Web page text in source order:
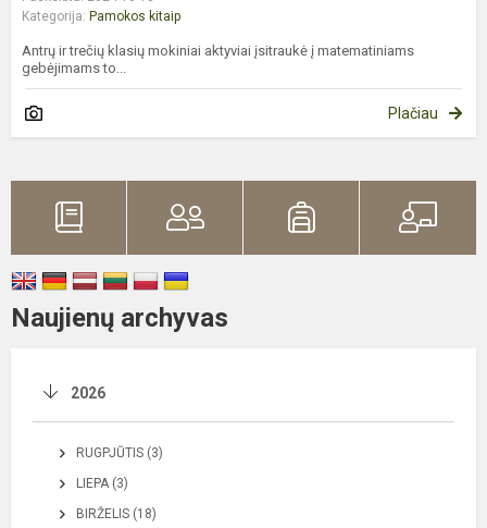
Kategorija: Pamokos kitaip
Antrų ir trečių klasių mokiniai aktyviai įsitraukė į matematiniams
gebėjimams to...
Plačiau
Naujienų archyvas
2026
RUGPJŪTIS (3)
LIEPA (3)
BIRŽELIS (18)